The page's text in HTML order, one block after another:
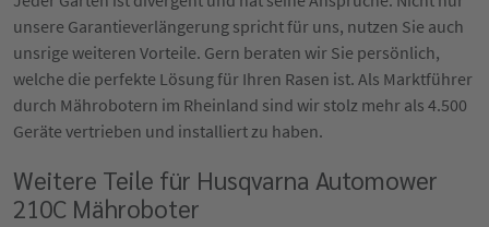
unsere Garantieverlängerung spricht für uns, nutzen Sie auch
unsrige weiteren Vorteile. Gern beraten wir Sie persönlich,
welche die perfekte Lösung für Ihren Rasen ist. Als Marktführer
durch Mährobotern im Rheinland sind wir stolz mehr als 4.500
Geräte vertrieben und installiert zu haben.
Weitere Teile für Husqvarna Automower
210C Mähroboter